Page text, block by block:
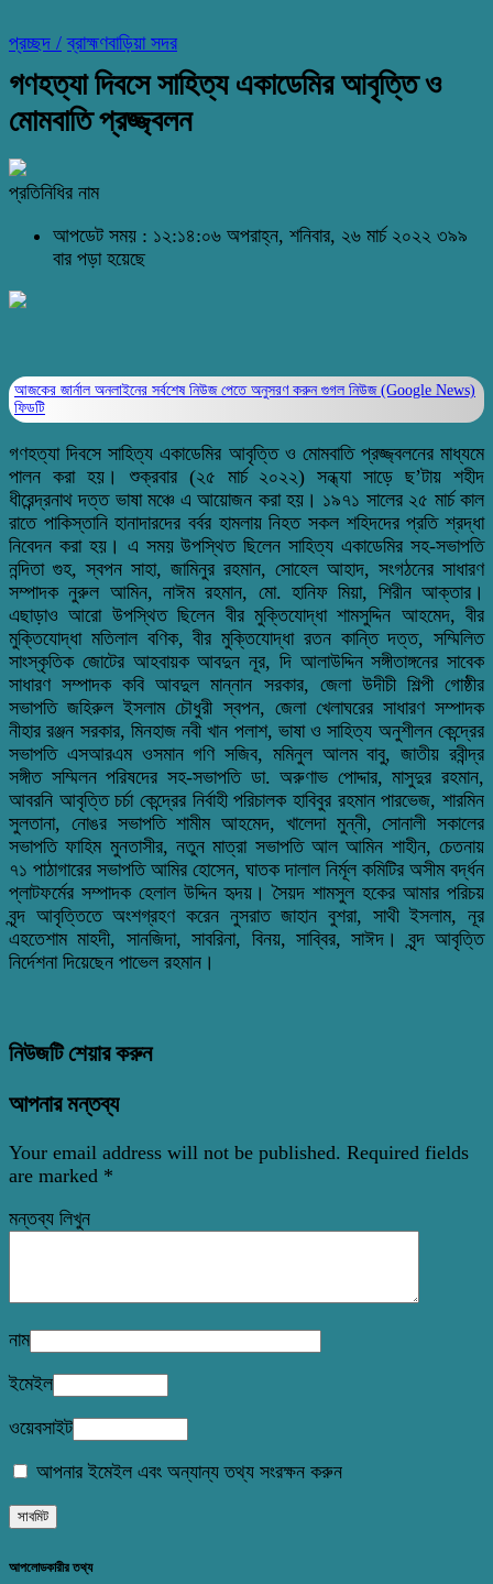
প্রচ্ছদ / ব্রাহ্মণবাড়িয়া সদর
গণহত্যা দিবসে সাহিত্য একাডেমির আবৃত্তি ও
মোমবাতি প্রজ্জ্বলন
প্রতিনিধির নাম
আপডেট সময় : ১২:১৪:০৬ অপরাহ্ন, শনিবার, ২৬ মার্চ ২০২২ ৩৯৯
বার পড়া হয়েছে
আজকের জার্নাল অনলাইনের সর্বশেষ নিউজ পেতে অনুসরণ করুন গুগল নিউজ (Google News)
ফিডটি
গণহত্যা দিবসে সাহিত্য একাডেমির আবৃত্তি ও মোমবাতি প্রজ্জ্বলনের মাধ্যমে
পালন করা হয়। শুক্রবার (২৫ মার্চ ২০২২) সন্ধ্যা সাড়ে ছ’টায় শহীদ
ধীরেন্দ্রনাথ দত্ত ভাষা মঞ্চে এ আয়োজন করা হয়। ১৯৭১ সালের ২৫ মার্চ কাল
রাতে পাকিস্তানি হানাদারদের বর্বর হামলায় নিহত সকল শহিদদের প্রতি শ্রদ্ধা
নিবেদন করা হয়। এ সময় উপস্থিত ছিলেন সাহিত্য একাডেমির সহ-সভাপতি
নন্দিতা গুহ, স্বপন সাহা, জামিনুর রহমান, সোহেল আহাদ, সংগঠনের সাধারণ
সম্পাদক নুরুল আমিন, নাঈম রহমান, মো. হানিফ মিয়া, শিরীন আক্তার।
এছাড়াও আরো উপস্থিত ছিলেন বীর মুক্তিযোদ্ধা শামসুদ্দিন আহমেদ, বীর
মুক্তিযোদ্ধা মতিলাল বণিক, বীর মুক্তিযোদ্ধা রতন কান্তি দত্ত, সম্মিলিত
সাংস্কৃতিক জোটের আহবায়ক আবদুন নূর, দি আলাউদ্দিন সঙ্গীতাঙ্গনের সাবেক
সাধারণ সম্পাদক কবি আবদুল মান্নান সরকার, জেলা উদীচী শিল্পী গোষ্ঠীর
সভাপতি জহিরুল ইসলাম চৌধুরী স্বপন, জেলা খেলাঘরের সাধারণ সম্পাদক
নীহার রঞ্জন সরকার, মিনহাজ নবী খান পলাশ, ভাষা ও সাহিত্য অনুশীলন কেন্দ্রের
সভাপতি এসআরএম ওসমান গণি সজিব, মমিনুল আলম বাবু, জাতীয় রবীন্দ্র
সঙ্গীত সম্মিলন পরিষদের সহ-সভাপতি ডা. অরুণাভ পোদ্দার, মাসুদুর রহমান,
আবরনি আবৃত্তি চর্চা কেন্দ্রের নির্বাহী পরিচালক হাবিবুর রহমান পারভেজ, শারমিন
সুলতানা, নোঙর সভাপতি শামীম আহমেদ, খালেদা মুন্নী, সোনালী সকালের
সভাপতি ফাহিম মুনতাসীর, নতুন মাত্রা সভাপতি আল আমিন শাহীন, চেতনায়
৭১ পাঠাগারের সভাপতি আমির হোসেন, ঘাতক দালাল নির্মূল কমিটির অসীম বর্দ্ধন
প্লাটফর্মের সম্পাদক হেলাল উদ্দিন হৃদয়। সৈয়দ শামসুল হকের আমার পরিচয়
বৃন্দ আবৃত্তিতে অংশগ্রহণ করেন নুসরাত জাহান বুশরা, সাথী ইসলাম, নূর
এহতেশাম মাহদী, সানজিদা, সাবরিনা, বিনয়, সাব্বির, সাঈদ। বৃন্দ আবৃত্তি
নির্দেশনা দিয়েছেন পাভেল রহমান।
নিউজটি শেয়ার করুন
আপনার মন্তব্য
Your email address will not be published. Required fields
are marked *
মন্তব্য লিখুন
নাম
ইমেইল
ওয়েবসাইট
আপনার ইমেইল এবং অন্যান্য তথ্য সংরক্ষন করুন
আপলোডকারীর তথ্য